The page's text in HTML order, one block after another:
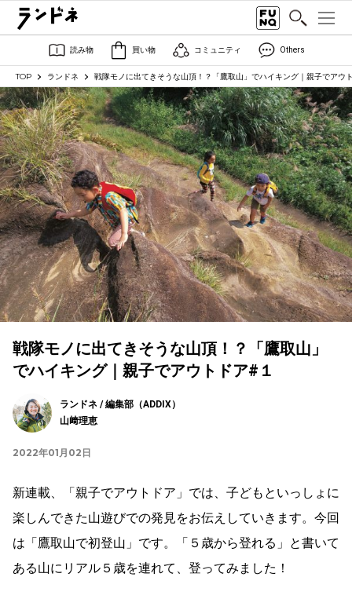
読み物 買い物 コミュニティ Others
TOP ランドネ 戦隊モノに出てきそうな山頂！？「鷹取山」でハイキング｜親子でアウ
戦隊モノに出てきそうな山頂！？「鷹取山」
でハイキング｜親子でアウトドア#１
ランドネ / 編集部（ADDIX）
山﨑理恵
2022年01月02日
新連載、「親子でアウトドア」では、子どもといっしょに
楽しんできた山遊びでの発見をお伝えしていきます。今回
は「鷹取山で初登山」です。「５歳から登れる」と書いて
ある山にリアル５歳を連れて、登ってみました！